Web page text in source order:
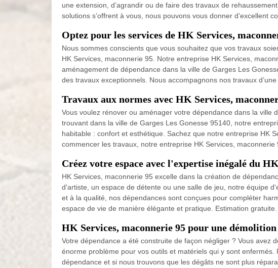
une extension, d’agrandir ou de faire des travaux de
solutions s’offrent à vous, nous pouvons vous donner d’excellent
Optez pour les services de HK Services,
Nous sommes conscients que vous souhaitez que vos travaux
HK Services, maconnerie 95. Notre entreprise HK Services,
aménagement de dépendance dans la ville de Garges Les
des travaux exceptionnels. Nous accompagnons nos travaux
Travaux aux normes avec HK Services,
Vous voulez rénover ou aménager votre dépendance dans la ville
trouvant dans la ville de Garges Les Gonesse 95140, notre
habitable : confort et esthétique. Sachez que notre entreprise HK
commencer les travaux, notre entreprise HK Services,
Créez votre espace avec l'expertise inégalé du
HK Services, maconnerie 95 excelle dans la création de
d'artiste, un espace de détente ou une salle de jeu, notre équipe
et à la qualité, nos dépendances sont conçues pour compléter
espace de vie de manière élégante et pratique. Estimation gratuite.
HK Services, maconnerie 95 pour une démolition
Votre dépendance a été construite de façon négliger ? Vous avez
énorme problème pour vos outils et matériels qui y sont
dépendance et si nous trouvons que les dégâts ne sont plus